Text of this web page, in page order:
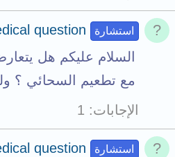
استشارة
question
السلام عليكم هل
مع تطعيم السحائي ؟
الإجابات
1
استشارة
question